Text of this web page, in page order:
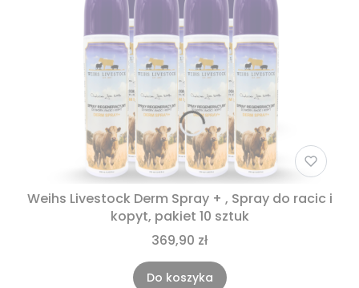
Weihs Livestock Derm Spray + , Spray do racic i
kopyt, pakiet 10 sztuk
369,90 zł
Do koszyka